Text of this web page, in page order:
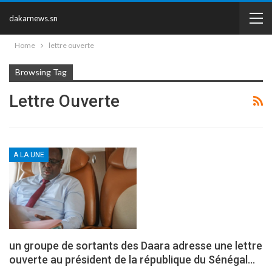
dakarnews.sn
Home lettre ouverte
Browsing Tag
Lettre Ouverte
A LA UNE
un groupe de sortants des Daara adresse une lettre
ouverte au président de la république du Sénégal…